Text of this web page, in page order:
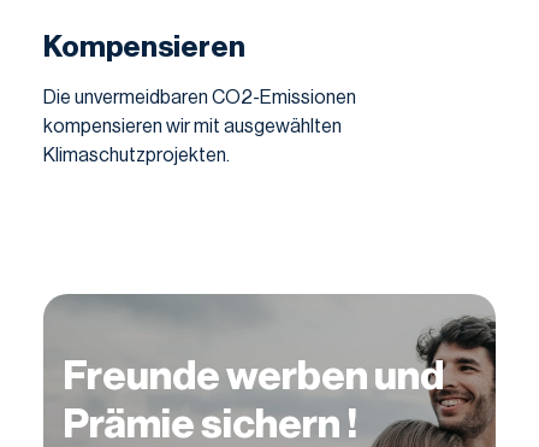
Kompensieren
Die unvermeidbaren CO2-Emissionen
kompensieren wir mit ausgewählten
Klimaschutzprojekten.
Freunde werben und
Prämie sichern !